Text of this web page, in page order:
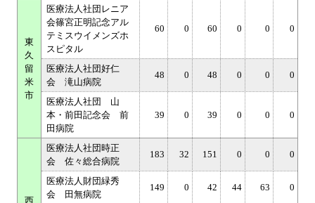
東
久
留
米
市
医療法人社団レニア
会篠宮正明記念アル
テミスウイメンズホ
スピタル
60 0 60 0 0 0
医療法人社団好仁
会 滝山病院
48 0 48 0 0 0
医療法人社団 山
本・前田記念会 前
田病院
39 0 39 0 0 0
西
医療法人社団時正
会 佐々総合病院
183 32 151 0 0 0
医療法人財団緑秀
会 田無病院
149 0 42 44 63 0